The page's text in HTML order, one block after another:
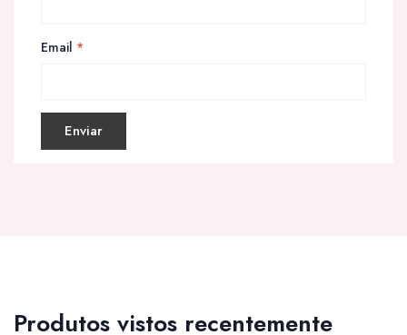
Email *
Produtos vistos recentemente